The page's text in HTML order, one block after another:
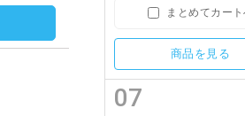
まとめてカート
商品を見る
07